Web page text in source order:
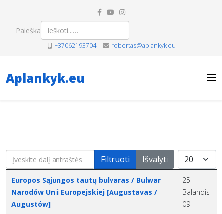
Paieška
+37062193704 robertas@aplankyk.eu
Aplankyk.eu
Įveskite dalį antraštės Filtruoti Išvalyti Rodyti po
Pavadinimas Sukūrimo data
Europos Sąjungos tautų bulvaras / Bulwar
Narodów Unii Europejskiej [Augustavas /
Augustów]
25
Balandis
09